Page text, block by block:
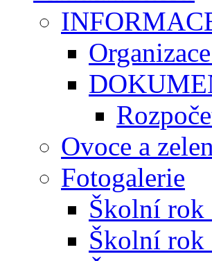
Ovoce a
Fotogalerie
Školní rok
Školní rok